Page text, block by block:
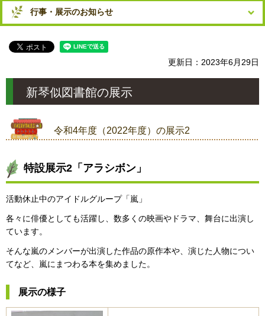
行事・展示のお知らせ
更新日：2023年6月29日
新琴似図書館の展示
令和4年度（2022年度）の展示2
特設展示2「アラシボン」
活動休止中のアイドルグループ「嵐」
各々に俳優としても活躍し、数多くの映画やドラマ、舞台に出演し
ています。
そんな嵐のメンバーが出演した作品の原作本や、演じた人物につい
てなど、嵐にまつわる本を集めました。
展示の様子